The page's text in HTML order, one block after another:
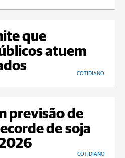
que
atuem
COTIDIANO
previsão de
de soja
COTIDIANO